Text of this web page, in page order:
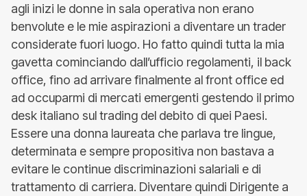
agli inizi le donne in sala operativa non erano
benvolute e le mie aspirazioni a diventare un trader
considerate fuori luogo. Ho fatto quindi tutta la mia
gavetta cominciando dall’ufficio regolamenti, il back
office, fino ad arrivare finalmente al front office ed
ad occuparmi di mercati emergenti gestendo il primo
desk italiano sul trading del debito di quei Paesi.
Essere una donna laureata che parlava tre lingue,
determinata e sempre propositiva non bastava a
evitare le continue discriminazioni salariali e di
trattamento di carriera. Diventare quindi Dirigente a